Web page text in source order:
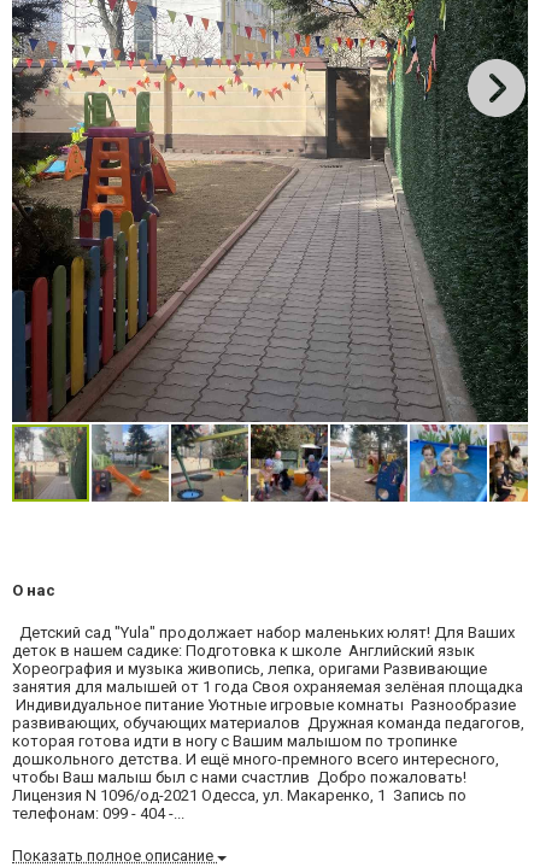
О нас
Детский сад "Yula" продолжает набор маленьких юлят! Для Ваших
деток в нашем садике: Подготовка к школе Английский язык
Хореография и музыка живопись, лепка, оригами Развивающие
занятия для малышей от 1 года Своя охраняемая зелёная площадка
Индивидуальное питание Уютные игровые комнаты Разнообразие
развивающих, обучающих материалов Дружная команда педагогов,
которая готова идти в ногу с Вашим малышом по тропинке
дошкольного детства. И ещё много-премного всего интересного,
чтобы Ваш малыш был с нами счастлив Добро пожаловать!
Лицензия N 1096/од-2021 Одесса, ул. Макаренко, 1 Запись по
телефонам: 099 - 404 -...
Показать полное описание